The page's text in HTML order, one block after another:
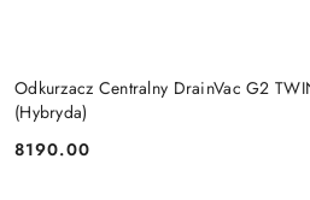
Odkurzacz Centralny DrainVac G2
(Hybryda)
Cena:
8190.00